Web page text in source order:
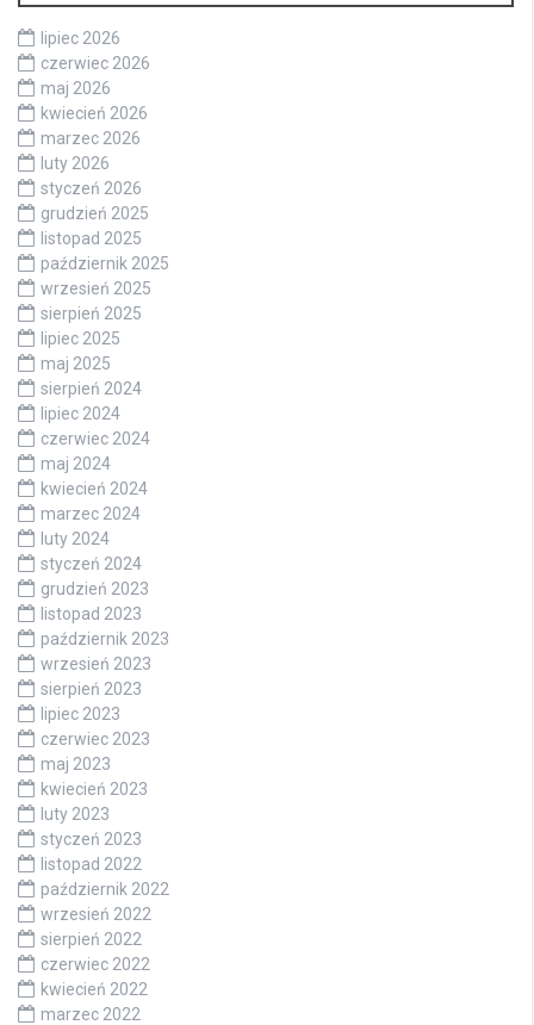
lipiec 2026
czerwiec 2026
maj 2026
kwiecień 2026
marzec 2026
luty 2026
styczeń 2026
grudzień 2025
listopad 2025
październik 2025
wrzesień 2025
sierpień 2025
lipiec 2025
maj 2025
sierpień 2024
lipiec 2024
czerwiec 2024
maj 2024
kwiecień 2024
marzec 2024
luty 2024
styczeń 2024
grudzień 2023
listopad 2023
październik 2023
wrzesień 2023
sierpień 2023
lipiec 2023
czerwiec 2023
maj 2023
kwiecień 2023
luty 2023
styczeń 2023
listopad 2022
październik 2022
wrzesień 2022
sierpień 2022
czerwiec 2022
kwiecień 2022
marzec 2022